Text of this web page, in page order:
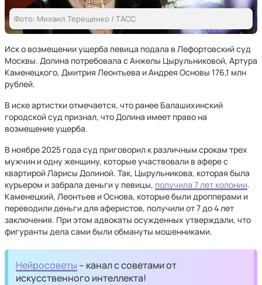
Фото: Михаил Терещенко / ТАСС
Иск о возмещении ущерба певица подала в Лефортовский суд
Москвы. Долина потребовала с Анжелы Цырульниковой, Артура
Каменецкого, Дмитрия Леонтьева и Андрея Основы 176,1 млн
рублей.
В иске артистки отмечается, что ранее Балашихинский
городской суд признал, что Долина имеет право на
возмещение ущерба.
В ноябре 2025 года суд приговорил к различным срокам трех
мужчин и одну женщину, которые участвовали в афере с
квартирой Ларисы Долиной. Так, Цырульникова, которая была
курьером и забрала деньги у певицы, получила 7 лет колонии.
Каменецкий, Леонтьев и Основа, которые были дропперами и
переводили деньги для аферистов, получили от 7 до 4 лет
заключения. При этом адвокаты осужденных утверждали, что
фигуранты дела сами были обмануты мошенниками.
Нейросоветы – канал с советами от
искусственного интеллекта!